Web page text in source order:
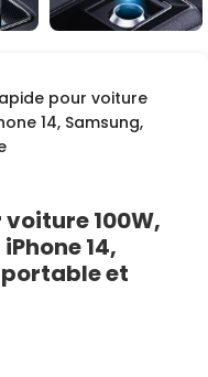
pour voiture
14, Samsung,
100W,
iPhone 14,
et